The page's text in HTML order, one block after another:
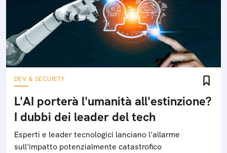
DEV & SECURITY
L'AI porterà l'umanità all'estinzione?
I dubbi dei leader del tech
Esperti e leader tecnologici lanciano l'allarme
sull'impatto potenzialmente catastrofico